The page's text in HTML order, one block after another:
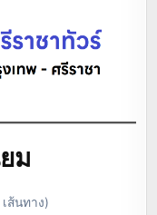
ม
เส้นทาง)